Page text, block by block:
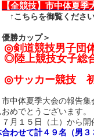
【全競技】市中体夏季
こちらを御覧くださ
優勝カップ＞
◎剣道競技男子団
◎陸上競技女子総
◎サッカー競技
中体夏季大会の報告集
おめでとうございます。
月１５日（土）から開
合わせて計４９名（男